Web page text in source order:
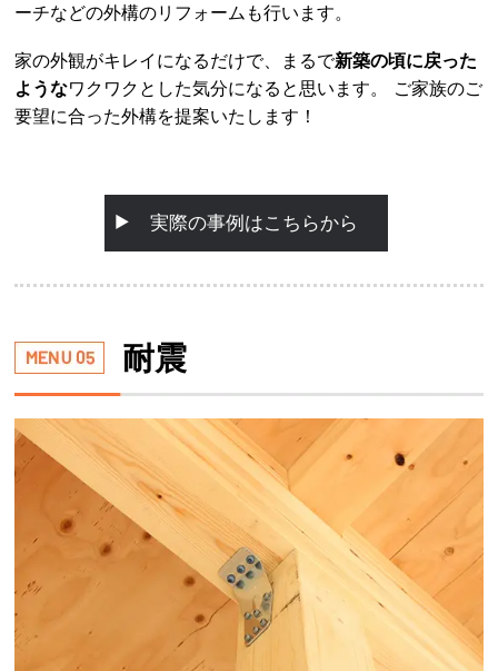
ーチなどの外構のリフォームも行います。
家の外観がキレイになるだけで、まるで新築の頃に戻った
ようなワクワクとした気分になると思います。 ご家族のご
要望に合った外構を提案いたします！
実際の事例はこちらから
耐震